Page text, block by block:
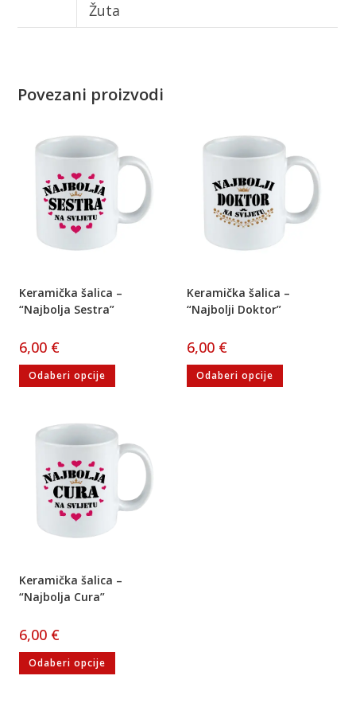
Žuta
Povezani proizvodi
Keramička šalica –
“Najbolja Sestra”
6,00 €
Odaberi opcije
Keramička šalica –
“Najbolji Doktor”
6,00 €
Odaberi opcije
Keramička šalica –
“Najbolja Cura”
6,00 €
Odaberi opcije